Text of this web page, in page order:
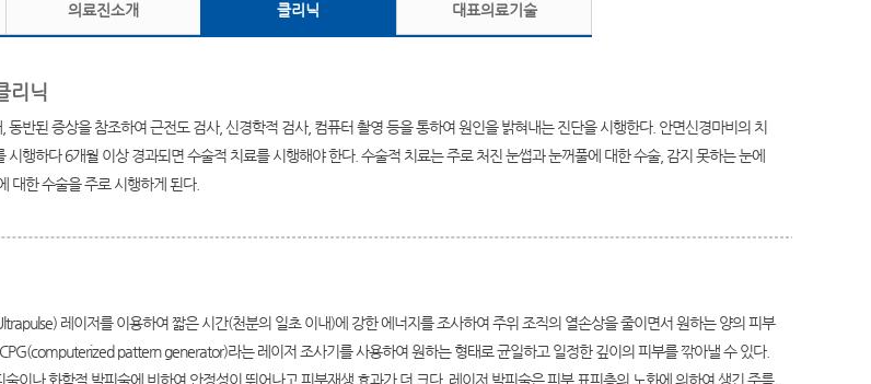
의료진소개 클리닉 대표의료기술
리닉
동반된 증상을 참조하여 근전도 검사, 신경학적 검사, 컴퓨터 촬영 등을 통하여 원인을 밝혀내는 진단을 시행한다. 안면신경마비의 치
시행하다 6개월 이상 경과되면 수술적 치료를 시행해야 한다. 수술적 치료는 주로 처진 눈썹과 눈꺼풀에 대한 수술, 감지 못하는 눈에
대한 수술을 주로 시행하게 된다.
레이저를 이용하여 짧은 시간(천분의 일초 이내)에 강한 에너지를 조사하여 주위 조직의 열손상을 줄이면서 원하는 양의 피부
pattern generator)라는 레이저 조사기를 사용하여 원하는 형태로 균일하고 일정한 깊이의 피부를 깎아낼 수 있다.
이나 화학적 박피술에 비하여 안정성이 뛰어나고 피부재생 효과가 더 크다. 레이저 박피술은 피부 표피층의 노화에 의하여 생긴 주름,